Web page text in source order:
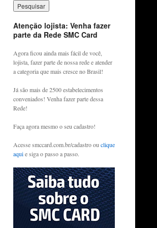
Atenção lojista: Venha fazer
parte da Rede SMC Card
Agora ficou ainda mais fácil de você,
lojista, fazer parte de nossa rede e atender
a categoria que mais cresce no Brasil!
Já são mais de 2500 estabelecimentos
conveniados! Venha fazer parte dessa
Rede!
Faça agora mesmo o seu cadastro!
Acesse smccard.com.br/cadastro ou clique
aquie siga o passo a passo.